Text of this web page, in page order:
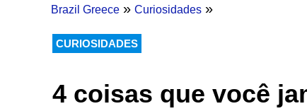
Brazil Greece » Curiosidades »
CURIOSIDADES
4 coisas que você